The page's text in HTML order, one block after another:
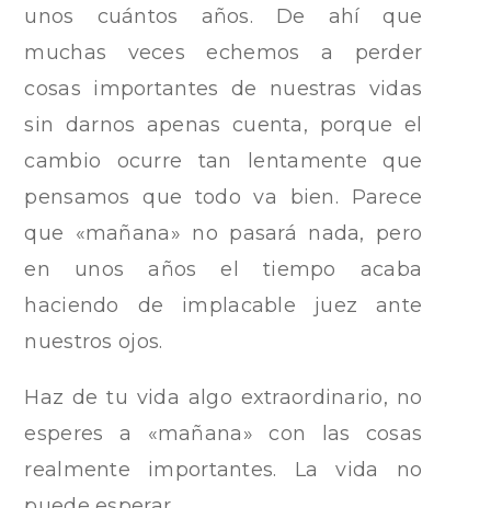
unos cuántos años. De ahí que
muchas veces echemos a perder
cosas importantes de nuestras vidas
sin darnos apenas cuenta, porque el
cambio ocurre tan lentamente que
pensamos que todo va bien. Parece
que «mañana» no pasará nada, pero
en unos años el tiempo acaba
haciendo de implacable juez ante
nuestros ojos.
Haz de tu vida algo extraordinario, no
esperes a «mañana» con las cosas
realmente importantes. La vida no